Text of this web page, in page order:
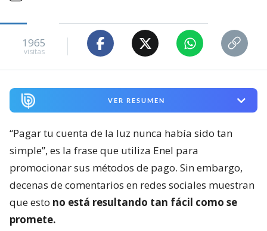
1965
visitas
VER RESUMEN
“Pagar tu cuenta de la luz nunca había sido tan
simple”, es la frase que utiliza Enel para
promocionar sus métodos de pago. Sin embargo,
decenas de comentarios en redes sociales muestran
que esto no está resultando tan fácil como se
promete.